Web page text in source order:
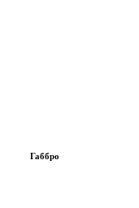
Габбро